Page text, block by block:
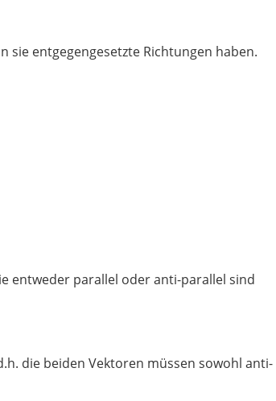
sie entgegengesetzte Richtungen haben.
entweder parallel oder anti-parallel sind
die beiden Vektoren müssen sowohl anti-